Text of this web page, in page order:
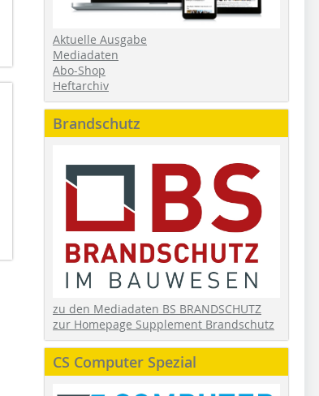
Aktuelle Ausgabe
Mediadaten
Abo-Shop
Heftarchiv
Brandschutz
zu den Mediadaten BS BRANDSCHUTZ
zur Homepage Supplement Brandschutz
CS Computer Spezial